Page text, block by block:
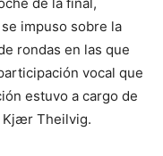
de la final,
impuso sobre la
rondas en las que
vocal que
estuvo a cargo de
Kjær Theilvig.